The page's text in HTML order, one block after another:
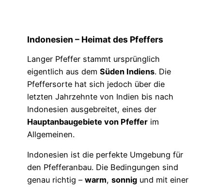
Indonesien – Heimat des Pfeffers
Langer Pfeffer stammt ursprünglich
eigentlich aus dem Süden Indiens. Die
Pfeffersorte hat sich jedoch über die
letzten Jahrzehnte von Indien bis nach
Indonesien ausgebreitet, eines der
Hauptanbaugebiete von Pfeffer im
Allgemeinen.
Indonesien ist die perfekte Umgebung für
den Pfefferanbau. Die Bedingungen sind
genau richtig – warm, sonnig und mit einer